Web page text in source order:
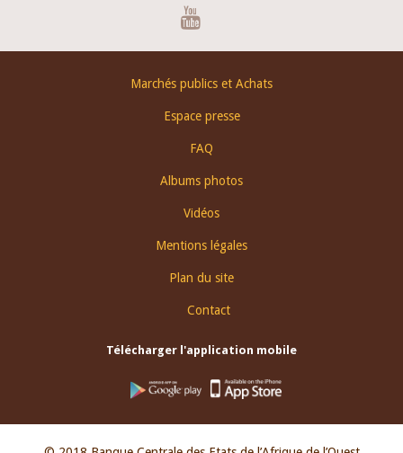
Marchés publics et Achats
Espace presse
FAQ
Albums photos
Vidéos
Mentions légales
Plan du site
Contact
Télécharger l'application mobile